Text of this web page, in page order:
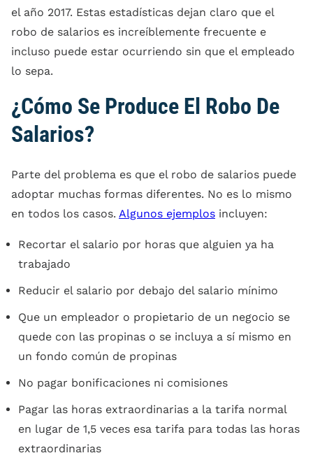
el año 2017. Estas estadísticas dejan claro que el
robo de salarios es increíblemente frecuente e
incluso puede estar ocurriendo sin que el empleado
lo sepa.
¿Cómo Se Produce El Robo De
Salarios?
Parte del problema es que el robo de salarios puede
adoptar muchas formas diferentes. No es lo mismo
en todos los casos. Algunos ejemplos incluyen:
Recortar el salario por horas que alguien ya ha
trabajado
Reducir el salario por debajo del salario mínimo
Que un empleador o propietario de un negocio se
quede con las propinas o se incluya a sí mismo en
un fondo común de propinas
No pagar bonificaciones ni comisiones
Pagar las horas extraordinarias a la tarifa normal
en lugar de 1,5 veces esa tarifa para todas las horas
extraordinarias